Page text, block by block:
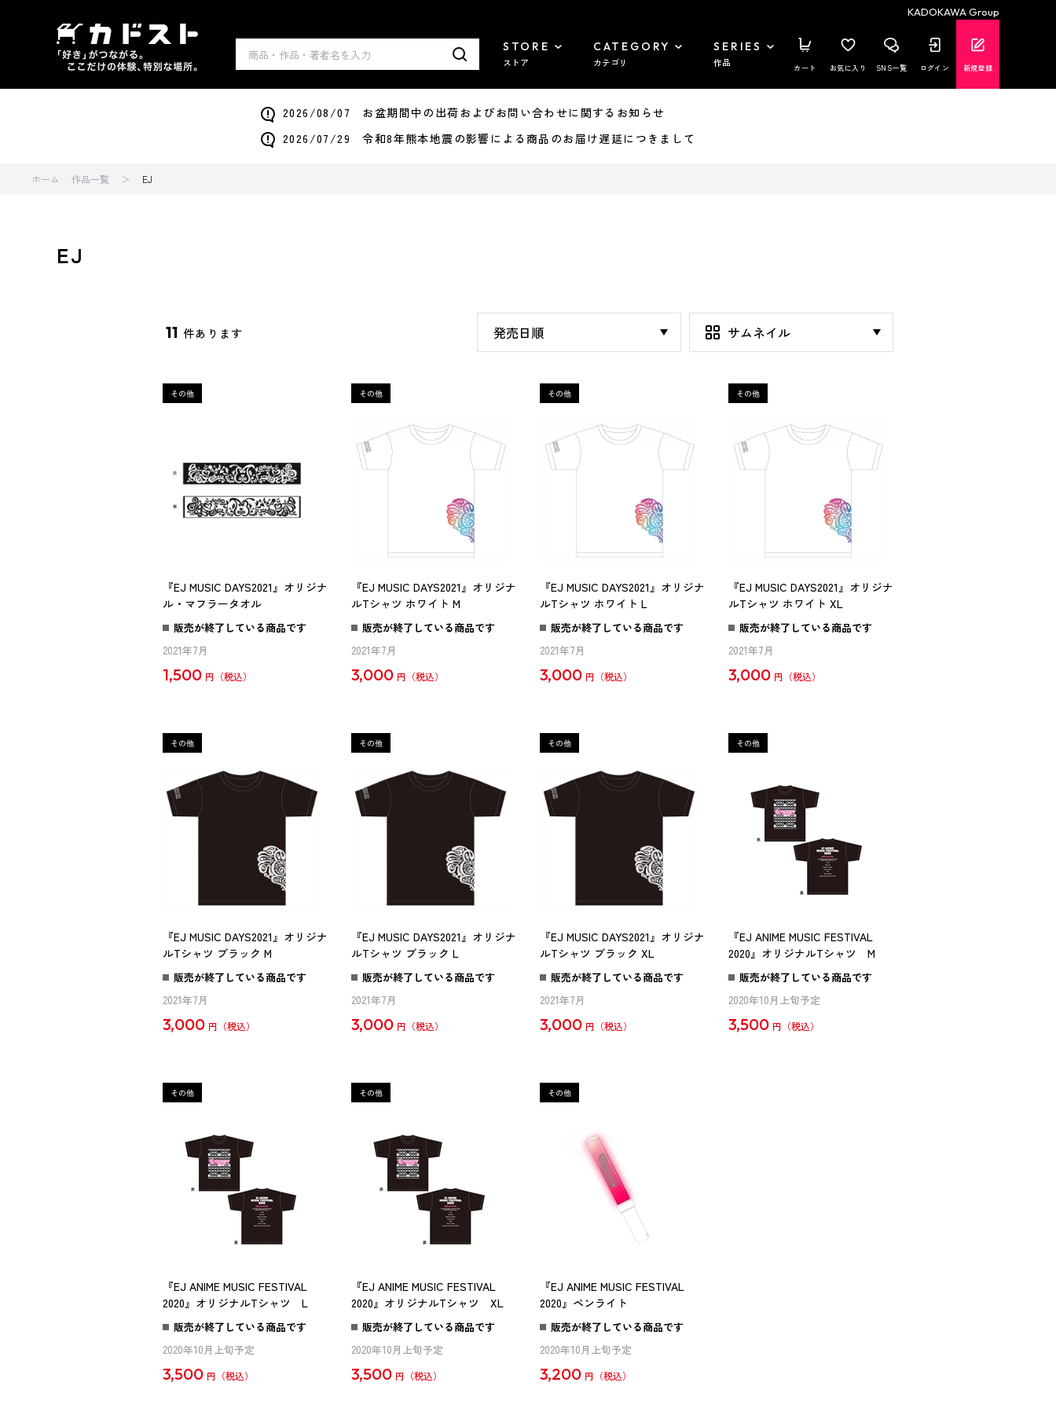
KADOKAWA Group
STORE
ストア
CATEGORY
カテゴリ
SERIES
作品 カート お気に入り SNS一覧 ログイン 新規登録
2026/08/07 お盆期間中の出荷およびお問い合わせに関するお知らせ
2026/07/29 令和8年熊本地震の影響による商品のお届け遅延につきまして
ホーム 作品一覧 EJ
EJ
11 件あります
『EJ MUSIC DAYS2021』オリジナ
ル・マフラータオル
販売が終了している商品です
2021年7月
1,500 円
『EJ MUSIC DAYS2021』オリジナ
ルTシャツ ホワイト M
販売が終了している商品です
2021年7月
3,000 円
『EJ MUSIC DAYS2021』オリジナ
ルTシャツ ホワイト L
販売が終了している商品です
2021年7月
3,000 円
『EJ MUSIC DAYS2021』オリジナ
ルTシャツ ホワイト XL
販売が終了している商品です
2021年7月
3,000 円
『EJ MUSIC DAYS2021』オリジナ
ルTシャツ ブラック M
販売が終了している商品です
2021年7月
3,000 円
『EJ MUSIC DAYS2021』オリジナ
ルTシャツ ブラック L
販売が終了している商品です
2021年7月
3,000 円
『EJ MUSIC DAYS2021』オリジナ
ルTシャツ ブラック XL
販売が終了している商品です
2021年7月
3,000 円
『EJ ANIME MUSIC FESTIVAL
2020』オリジナルTシャツ M
販売が終了している商品です
2020年10月上旬予定
3,500 円
『EJ ANIME MUSIC FESTIVAL
2020』オリジナルTシャツ L
販売が終了している商品です
2020年10月上旬予定
3,500 円
『EJ ANIME MUSIC FESTIVAL
2020』オリジナルTシャツ XL
販売が終了している商品です
2020年10月上旬予定
3,500 円
『EJ ANIME MUSIC FESTIVAL
2020』ペンライト
販売が終了している商品です
2020年10月上旬予定
3,200 円